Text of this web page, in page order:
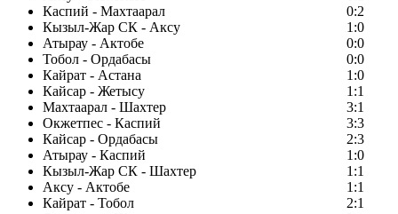
Каспий - Махтаарал
0:2
Кызыл-Жар СК - Аксу
1:0
Атырау - Актобе
0:0
Тобол - Ордабасы
0:0
Кайрат - Астана
1:0
Кайсар - Жетысу
1:1
Махтаарал - Шахтер
3:1
Окжетпес - Каспий
3:3
Кайсар - Ордабасы
2:3
Атырау - Каспий
1:0
Кызыл-Жар СК - Шахтер
1:1
Аксу - Актобе
1:1
Кайрат - Тобол
2:1